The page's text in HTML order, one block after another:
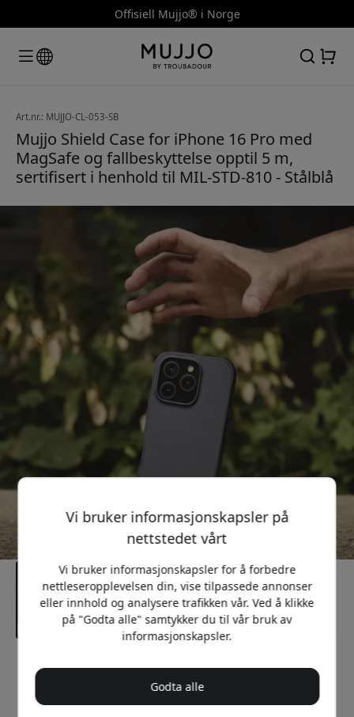
Offisiell Mujjo® i Norge
Art.nr.: MUJJO-CL-053-SB
Mujjo Shield Case for iPhone 16 Pro med
MagSafe og fallbeskyttelse opptil 5 m,
sertifisert i henhold til MIL-STD-810 - Stålblå
Anbefalt pris
699 NOK
Vi bruker informasjonskapsler på
nettstedet vårt
Vi bruker informasjonskapsler for å forbedre
nettleseropplevelsen din, vise tilpassede annonser
eller innhold og analysere trafikken vår. Ved å klikke
på "Godta alle" samtykker du til vår bruk av
informasjonskapsler.
Godta alle